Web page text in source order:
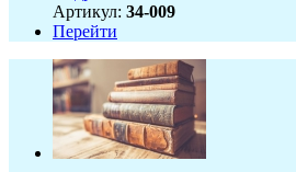
Артикул: 34-009
Перейти